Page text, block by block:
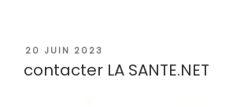
PUBLIÉ
20 JUIN 2023
contacter LA SANTE.NET